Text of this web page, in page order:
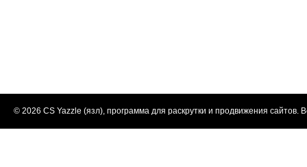
© 2026 CS Yazzle (язл), программа для раскрутки и продвижения сайтов.